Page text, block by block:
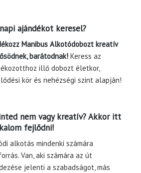
ajándékot keresel?
Manibus Alkotódobozt kreatív
barátodnak!Keress az
illő dobozt életkor,
kör és nehézségi szint alapján!
nem vagy kreatív? Akkor itt
fejlődni!
alkotás mindenki számára
Van, aki számára az út
jelenti a szabadságot, más